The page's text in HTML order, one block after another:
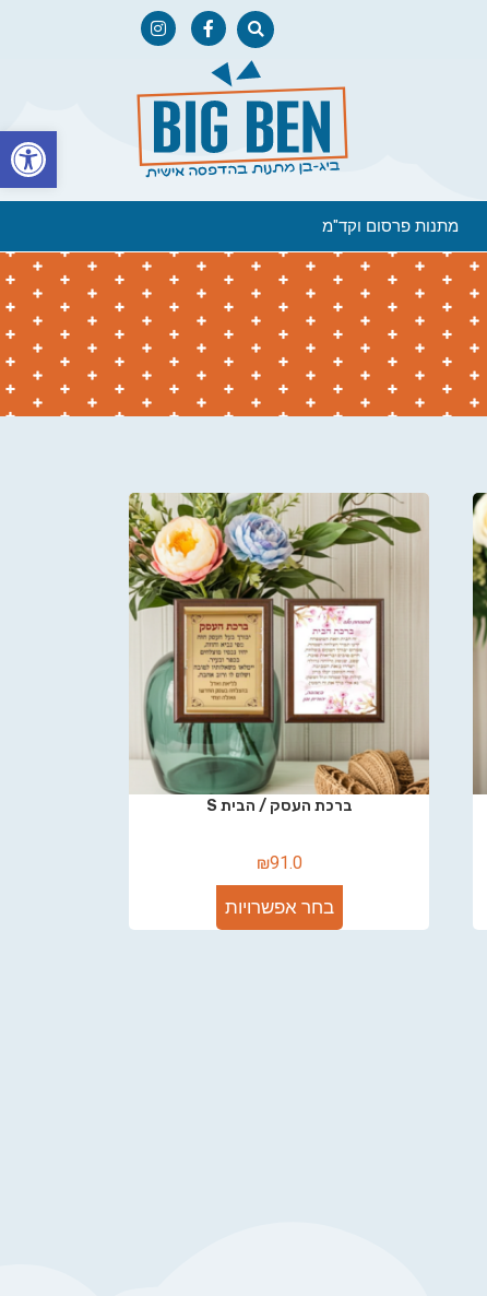
מתנות פרסום וקד"מ
ברכת העסק / הבית S
₪91.0
בחר אפשרויות